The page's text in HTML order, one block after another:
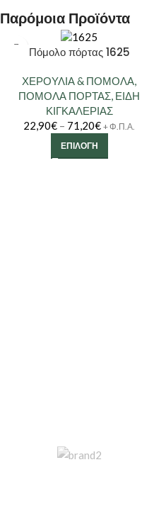
Παρόμοια Προϊόντα
Πόμολο πόρτας 1625
ΧΕΡΟΥΛΙΑ & ΠΟΜΟΛΑ,
ΠΟΜΟΛΑ ΠΟΡΤΑΣ, ΕΙΔΗ
ΚΙΓΚΑΛΕΡΙΑΣ
22,90€ – 71,20€ + Φ.Π.Α.
ΕΠΙΛΟΓΉ